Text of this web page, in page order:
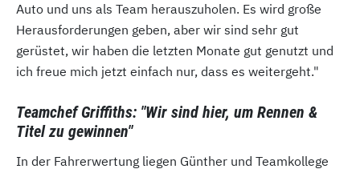
Auto und uns als Team herauszuholen. Es wird große
Herausforderungen geben, aber wir sind sehr gut
gerüstet, wir haben die letzten Monate gut genutzt und
ich freue mich jetzt einfach nur, dass es weitergeht."
Teamchef Griffiths: "Wir sind hier, um Rennen &
Titel zu gewinnen"
In der Fahrerwertung liegen Günther und Teamkollege